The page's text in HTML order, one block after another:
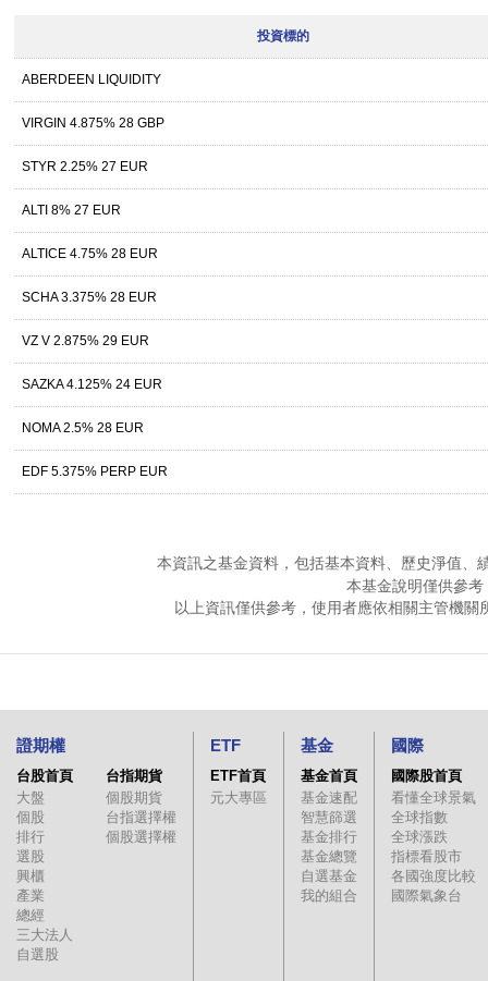
投資標的
ABERDEEN LIQUIDITY
VIRGIN 4.875% 28 GBP
STYR 2.25% 27 EUR
ALTI 8% 27 EUR
ALTICE 4.75% 28 EUR
SCHA 3.375% 28 EUR
VZ V 2.875% 29 EUR
SAZKA 4.125% 24 EUR
NOMA 2.5% 28 EUR
EDF 5.375% PERP EUR
本資訊之基金資料，包括基本資料、歷史淨值、
本基金說明僅供參
以上資訊僅供參考，使用者應依相關主管機
證期權
台股首頁
大盤
個股
排行
選股
興櫃
產業
總經
三大法人
自選股
台指期貨
個股期貨
台指選擇權
個股選擇權
ETF
ETF首頁
元大專區
基金
基金首頁
基金速配
智慧篩選
基金排行
基金總覽
自選基金
我的組合
國際
國際股首頁
看懂全球景氣
全球指數
全球漲跌
指標看股市
各國強度比較
國際氣象台